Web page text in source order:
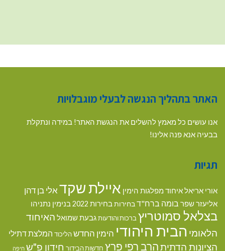
האתר בתהליך הנגשה לבעלי מוגבלויות
אנו עושים כל מאמץ להשלים את הנגשת האתר! במידה ונתקלת
בבעיה אנא פנה אלינו!
תגיות
אורי אריאלאיחוד מפלגות הימין איילת שקדאלי בן דהן
אליעזר שפר בומה ברח"דבחירות בחירות 2022 בנימין נתניהו
בצלאל סמוטריץברכות והודעותגבעת שמואל האיחוד
הלאומי הבית היהודי הימין החדשהליכוד המלצת דתילי
הציונות הדתיתהרב רפי פרץ חדשות הבידור חידון פ"ש חיפה